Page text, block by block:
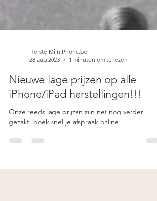
HerstelMijniPhone.be
28 aug 2023
1 minuten om te lezen
Nieuwe lage prijzen op alle
iPhone/iPad herstellingen!!!
Onze reeds lage prijzen zijn net nog verder
gezakt, boek snel je afspraak online!